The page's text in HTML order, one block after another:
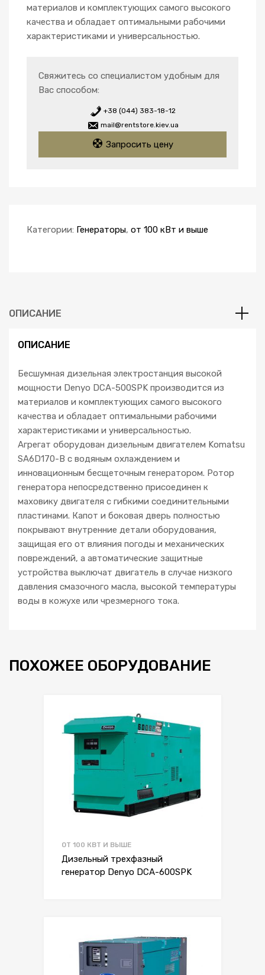
материалов и комплектующих самого высокого
качества и обладает оптимальными рабочими
характеристиками и универсальностью.
Свяжитесь со специалистом удобным для
Вас способом:
+38 (044) 383-18-12
mail@rentstore.kiev.ua
Запросить цену
Категории: Генераторы, от 100 кВт и выше
ОПИСАНИЕ
ОПИСАНИЕ
Бесшумная дизельная электростанция высокой
мощности Denyo DCA-500SPK производится из
материалов и комплектующих самого высокого
качества и обладает оптимальными рабочими
характеристиками и универсальностью.
Агрегат оборудован дизельным двигателем Komatsu
SA6D170-B с водяным охлаждением и
инновационным бесщеточным генератором. Ротор
генератора непосредственно присоединен к
маховику двигателя с гибкими соединительными
пластинами. Капот и боковая дверь полностью
покрывают внутренние детали оборудования,
защищая его от влияния погоды и механических
повреждений, а автоматические защитные
устройства выключат двигатель в случае низкого
давления смазочного масла, высокой температуры
воды в кожухе или чрезмерного тока.
ПОХОЖЕЕ ОБОРУДОВАНИЕ
ОТ 100 КВТ И ВЫШЕ
Дизельный трехфазный
генератор Denyo DCA-600SPK